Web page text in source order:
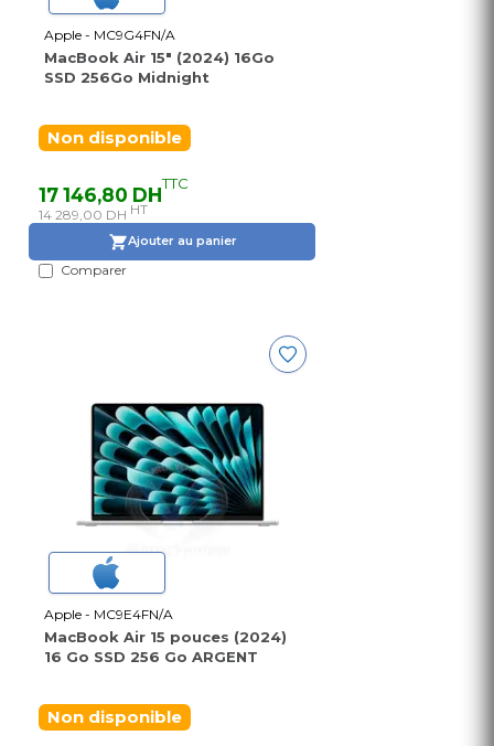
Apple - MC9G4FN/A
MacBook Air 15" (2024) 16Go
SSD 256Go Midnight
Non disponible
17 146,80 DHTTC
14 289,00 DH HT
Ajouter au panier
Comparer
Apple - MC9E4FN/A
MacBook Air 15 pouces (2024)
16 Go SSD 256 Go ARGENT
Non disponible